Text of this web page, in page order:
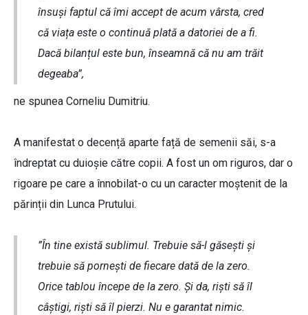
însuși faptul că îmi accept de acum vârsta, cred
că viața este o continuă plată a datoriei de a fi.
Dacă bilanțul este bun, înseamnă că nu am trăit
degeaba”,
ne spunea Corneliu Dumitriu.
A manifestat o decență aparte față de semenii săi, s-a
îndreptat cu duioșie către copii. A fost un om riguros, dar o
rigoare pe care a înnobilat-o cu un caracter moștenit de la
părinții din Lunca Prutului.
”În tine există sublimul. Trebuie să-l găsești și
trebuie să pornești de fiecare dată de la zero.
Orice tablou începe de la zero. Și da, riști să îl
câștigi, riști să îl pierzi. Nu e garantat nimic.